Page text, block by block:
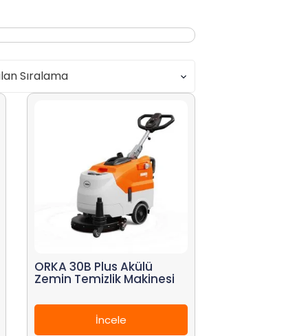
ORKA 30B Plus Akülü
Zemin Temizlik Makinesi
İncele